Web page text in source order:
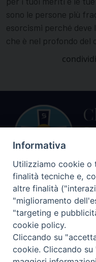
sono le persone più
esorcismi perché deve
che è nel profondo del
47864
Informativa
Utilizziamo cookie o
finalità tecniche e,
altre finalità
"miglioramento
"targeting e
cookie policy.
Cliccando su
cookie. Cliccando